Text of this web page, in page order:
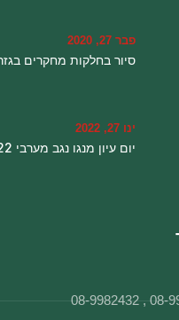
פבר 27, 2020
סיור בחלקות מחקרים בגזר 01/03/
ינו 27, 2022
יום עיון מנגו נגב מערבי 01/02/2022
08-